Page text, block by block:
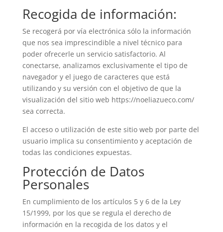
Recogida de información:
Se recogerá por vía electrónica sólo la información
que nos sea imprescindible a nivel técnico para
poder ofrecerle un servicio satisfactorio. Al
conectarse, analizamos exclusivamente el tipo de
navegador y el juego de caracteres que está
utilizando y su versión con el objetivo de que la
visualización del sitio web https://noeliazueco.com/
sea correcta.
El acceso o utilización de este sitio web por parte del
usuario implica su consentimiento y aceptación de
todas las condiciones expuestas.
Protección de Datos
Personales
En cumplimiento de los artículos 5 y 6 de la Ley
15/1999, por los que se regula el derecho de
información en la recogida de los datos y el